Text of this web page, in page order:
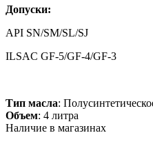
Допуски:
API SN/SM/SL/SJ
ILSAC GF-5/GF-4/GF-3
Тип масла:
Объем: 4 литра
Наличие в магазинах